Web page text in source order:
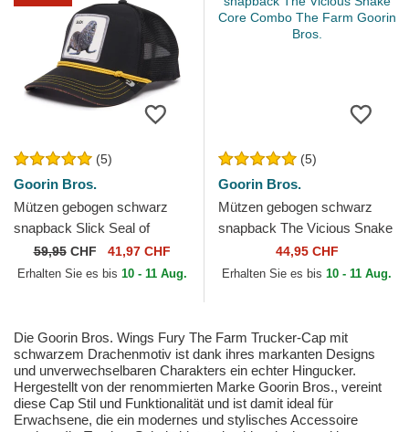
(5)
Goorin Bros.
Mützen gebogen schwarz
snapback Slick Seal of
Approval Nautical Nonsense
The Farm Goorin Bros.
59,95CHF 41,97 CHF
Erhalten Sie es bis 10 - 11 Aug.
(5)
Goorin Bros.
Mützen gebogen schwarz
snapback The Vicious Snake
Core Combo The Farm
Goorin Bros.
44,95 CHF
Erhalten Sie es bis 10 - 11 Aug.
Die Goorin Bros. Wings Fury The Farm Trucker-Cap mit
schwarzem Drachenmotiv ist dank ihres markanten Designs
und unverwechselbaren Charakters ein echter Hingucker.
Hergestellt von der renommierten Marke Goorin Bros., vereint
diese Cap Stil und Funktionalität und ist damit ideal für
Erwachsene, die ein modernes und stylisches Accessoire